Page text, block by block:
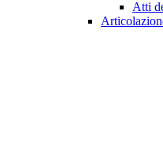
Atti